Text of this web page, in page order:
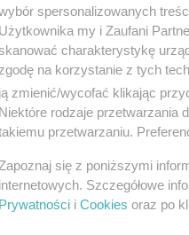
spersonalizowanych
Użytkownika my i Zaufani
charakterystykę
zgodę na korzystanie z tych
ją zmienić/wycofać klikając
Niektóre rodzaje przetwarzania
przetwarzaniu.
Zapoznaj się z poniższymi
internetowych. Szczegółowe
Prywatności i Cookies oraz po